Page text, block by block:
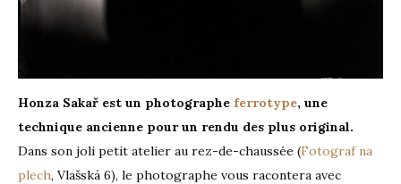
Honza Sakař est un photographe ferrotype, une
technique ancienne pour un rendu des plus original.
Dans son joli petit atelier au rez-de-chaussée (Fotograf na
plech, Vlašská 6), le photographe vous racontera avec